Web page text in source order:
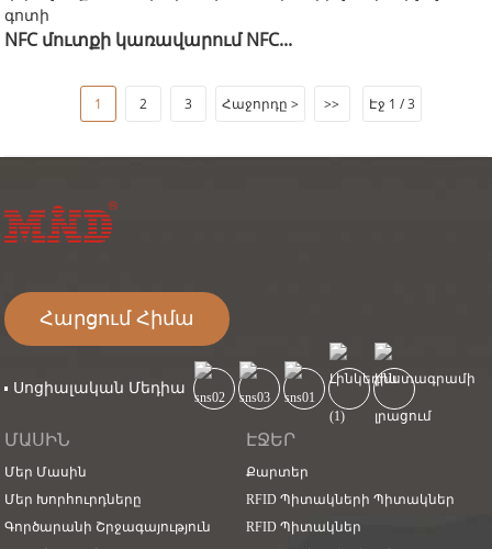
NFC մուտքի կառավարում NFC...
1 2 3 Հաջորդը > >> Էջ 1 / 3
Հարցում Հիմա
Սոցիալական Մեդիա
ՄԱՍԻՆ
Մեր Մասին
Մեր Խորհուրդները
Գործարանի Շրջագայություն
ԷՋԵՐ
Քարտեր
RFID Պիտակների Պիտակներ
RFID Պիտակներ